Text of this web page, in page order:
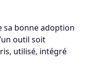
sa bonne adoption
outil soit
utilisé, intégré